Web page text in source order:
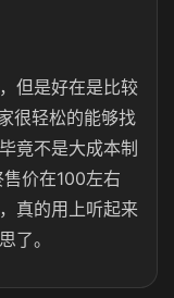
但是好在是比较
很轻松的能够找
竟不是大成本制
价在100左右
真的用上听起来
了。